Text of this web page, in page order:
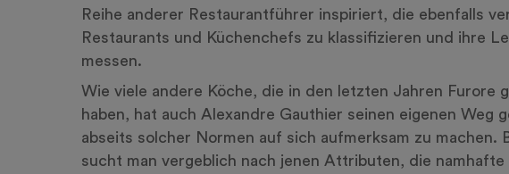
Reihe anderer Restaurantführer inspiriert, die ebenfalls
Restaurants und Küchenchefs zu klassifizieren und ihre
messen.
Wie viele andere Köche, die in den letzten Jahren Furore
haben, hat auch Alexandre Gauthier seinen eigenen Weg
abseits solcher Normen auf sich aufmerksam zu machen.
sucht man vergeblich nach jenen Attributen, die namhafte